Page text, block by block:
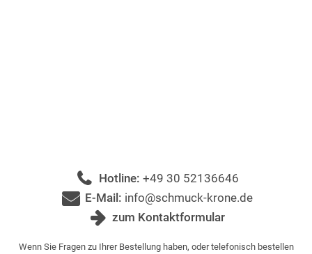
Hotline: +49 30 52136646
E-Mail: info@schmuck-krone.de
zum Kontaktformular
Wenn Sie Fragen zu Ihrer Bestellung haben, oder telefonisch bestellen